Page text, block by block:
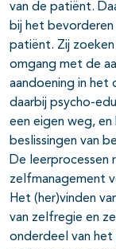
van de patiënt.
bij het
patiënt. Zij
omgang met de
aandoening in het
daarbij psycho-
een eigen weg,
beslissingen van
De leerprocessen
zelfmanagement
Het (her)vinden
van zelfregie en
onderdeel van